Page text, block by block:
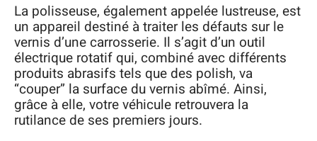
La polisseuse, également appelée lustreuse, est
un appareil destiné à traiter les défauts sur le
vernis d’une carrosserie. Il s’agit d’un outil
électrique rotatif qui, combiné avec différents
produits abrasifs tels que des polish, va
“couper” la surface du vernis abîmé. Ainsi,
grâce à elle, votre véhicule retrouvera la
rutilance de ses premiers jours.